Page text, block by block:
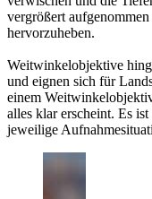
vergrößert
hervorzuheben.
Weitwinkelobjektive
und eignen sich für
einem
alles klar erscheint. Es
jeweilige